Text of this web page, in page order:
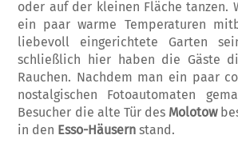
oder auf der kleinen Fläche tanzen.
ein paar warme Temperaturen
liebevoll eingerichtete Garten
schließlich hier haben die Gäste
Rauchen. Nachdem man ein paar
nostalgischen Fotoautomaten
Besucher die alte Tür des Molotow
in den Esso-Häusern stand.